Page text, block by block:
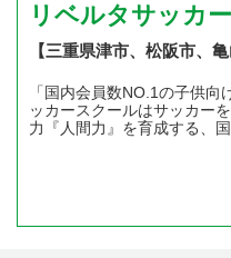
リベルタサッカ
【三重県津市、松阪市、
「国内会員数NO.1の子供
ッカースクールはサッカー
力『人間力』を育成する、